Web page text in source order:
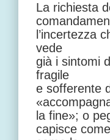
La richiesta
l’incertezza
vede
già i sintomi
fragile
e sofferente
la fine»; o
capisce